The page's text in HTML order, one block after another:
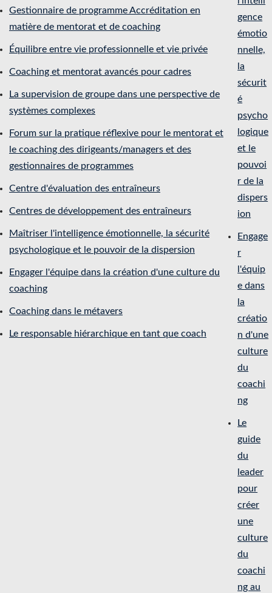
Gestionnaire de programme Accréditation en
matière de mentorat et de coaching
Équilibre entre vie professionnelle et vie privée
Coaching et mentorat avancés pour cadres
La supervision de groupe dans une perspective de
systèmes complexes
Forum sur la pratique réflexive pour le mentorat et
le coaching des dirigeants/managers et des
gestionnaires de programmes
Centre d'évaluation des entraîneurs
Centres de développement des entraîneurs
Maîtriser l'intelligence émotionnelle, la sécurité
psychologique et le pouvoir de la dispersion
Engager l'équipe dans la création d'une culture du
coaching
Coaching dans le métavers
Le responsable hiérarchique en tant que coach
gence
émotio
nnelle,
la
sécurit
é
psycho
logique
et le
pouvoi
r de la
dispers
ion
Engage
r
l'équip
e dans
la
créatio
n d'une
culture
du
coachi
ng
Le
guide
du
leader
pour
créer
une
culture
du
coachi
ng au